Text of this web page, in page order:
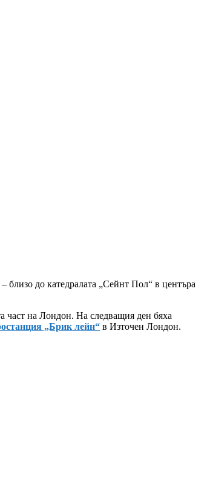
близо до катедралата „Сейнт Пол“ в центъра
част на Лондон. На следващия ден бяха
„Брик лейн“ в Източен Лондон.